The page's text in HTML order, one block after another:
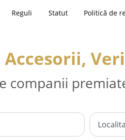
Reguli Statut Politică de
companii